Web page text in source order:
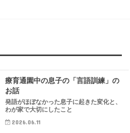
療育通園中の息子の「言語訓練」の
お話
発語がほぼなかった息子に起きた変化と、
わが家で大切にしたこと
2026.06.11